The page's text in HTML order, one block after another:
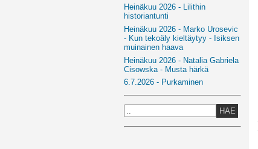
Heinäkuu 2026 - Lilithin
historiantunti
Heinäkuu 2026 - Marko Urosevic
- Kun tekoäly kieltäytyy - Isiksen
muinainen haava
Heinäkuu 2026 - Natalia Gabriela
Cisowska - Musta härkä
6.7.2026 - Purkaminen
HAE